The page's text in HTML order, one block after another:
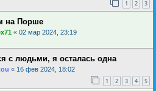
1 2 3
на Порше
« 02 мар 2024, 23:19
с людьми, я осталась одна
« 16 фев 2024, 18:02
1 2 3 4 5